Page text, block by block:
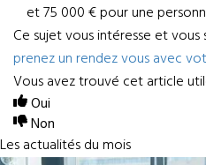
et 75 000 € pour une
Ce sujet vous intéresse et
prenez un rendez vous avec
Vous avez trouvé cet article
Oui
Non
Les actualités du mois